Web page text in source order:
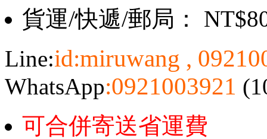
貨運/快遞/郵局：
Line:id:miruwang ,
WhatsApp:0921003921
可合併寄送省運費